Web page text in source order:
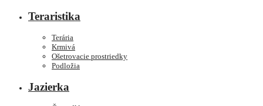
Teraristika
Terária
Krmivá
Ošetrovacie prostriedky
Podložia
Jazierka